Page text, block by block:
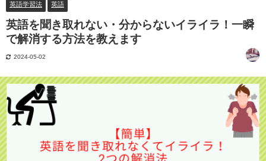
英語学習法 英語
英語を聞き取れない・分からないイライラ！一瞬
で解消する方法を教えます
2024-05-02